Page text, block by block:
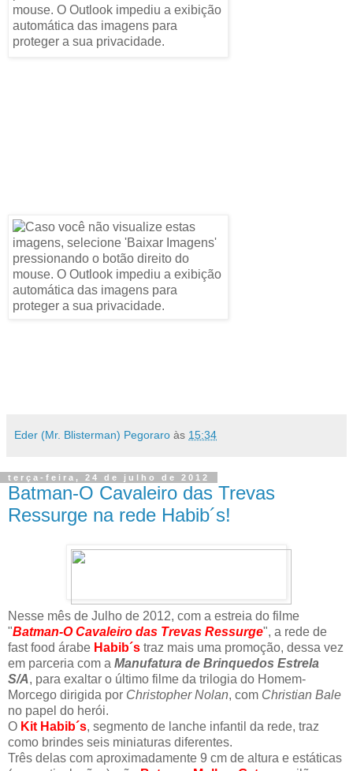
Eder (Mr. Blisterman) Pegoraro às 15:34
terça-feira, 24 de julho de 2012
Batman-O Cavaleiro das Trevas
Ressurge na rede Habib´s!
Nesse mês de Julho de 2012, com a estreia do filme
"Batman-O Cavaleiro das Trevas Ressurge", a rede de
fast food árabe Habib´s traz mais uma promoção, dessa vez
em parceria com a Manufatura de Brinquedos Estrela
S/A, para exaltar o último filme da trilogia do Homem-
Morcego dirigida por Christopher Nolan, com Christian Bale
no papel do herói.
O Kit Habib´s, segmento de lanche infantil da rede, traz
como brindes seis miniaturas diferentes.
Três delas com aproximadamente 9 cm de altura e estáticas